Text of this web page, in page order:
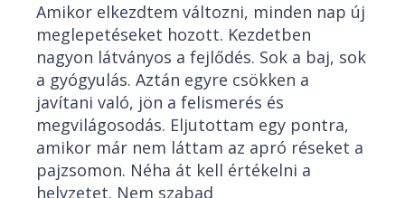
Amikor elkezdtem változni, minden nap új
meglepetéseket hozott. Kezdetben
nagyon látványos a fejlődés. Sok a baj, sok
a gyógyulás. Aztán egyre csökken a
javítani való, jön a felismerés és
megvilágosodás. Eljutottam egy pontra,
amikor már nem láttam az apró réseket a
pajzsomon. Néha át kell értékelni a
helyzetet. Nem szabad